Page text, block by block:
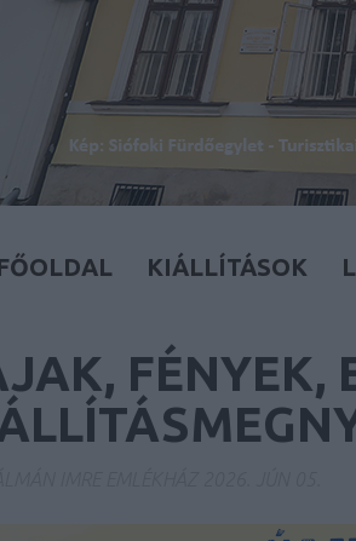
KIÁLLÍTÁSOK
FÉNYEK,